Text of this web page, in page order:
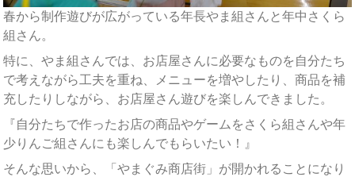
春から制作遊びが広がっている年長やま組さんと年中さくら
組さん。
特に、やま組さんでは、お店屋さんに必要なものを自分たち
で考えながら工夫を重ね、メニューを増やしたり、商品を補
充したりしながら、お店屋さん遊びを楽しんできました。
『自分たちで作ったお店の商品やゲームをさくら組さんや年
少りんご組さんにも楽しんでもらいたい！』
そんな思いから、「やまぐみ商店街」が開かれることになり